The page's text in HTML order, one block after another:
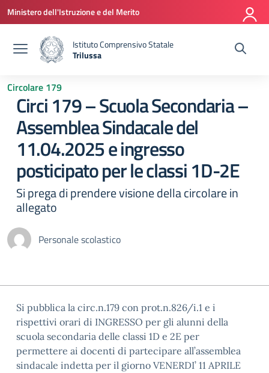
Vai ai contenuti
Vai al menu di navigazione
Vai al footer
Ministero dell'Istruzione e del Merito
Istituto Comprensivo Statale
Trilussa
Circolare 179
Circi 179 – Scuola Secondaria –
Assemblea Sindacale del
11.04.2025 e ingresso
posticipato per le classi 1D-2E
Si prega di prendere visione della circolare in
allegato
Personale scolastico
Si pubblica la circ.n.179 con prot.n.826/i.1 e i
rispettivi orari di INGRESSO per gli alunni della
scuola secondaria delle classi 1D e 2E per
permettere ai docenti di partecipare all’assemblea
sindacale indetta per il giorno VENERDI’ 11 APRILE